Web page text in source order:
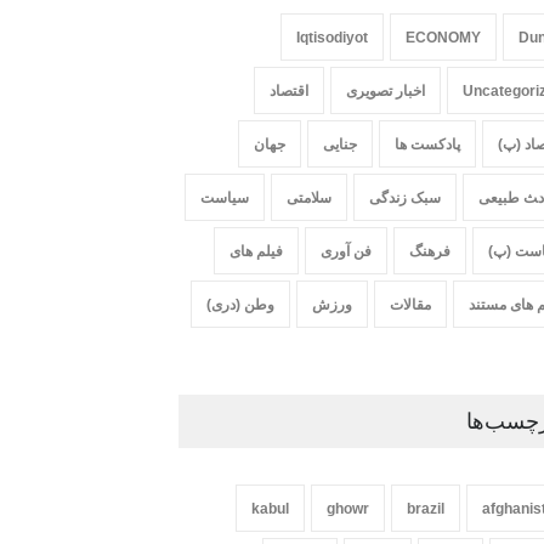
ECONOMY
Iqtisodiyot
اخبار تصویری اقتصاد
(پ) پادکست ها جنایی جهان
طبیعی سبک زندگی سلامتی سیاست
(پ) فرهنگ فن آوری فیلم های
های مستند مقالات ورزش وطن (دری)
brazil
ghowr
kabul